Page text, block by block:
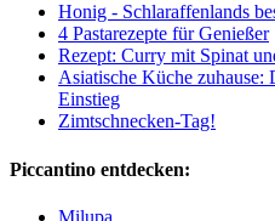
Honig - Schlaraffenlands
4 Pastarezepte für Genießer
Rezept: Curry mit Spinat
Asiatische Küche
Einstieg
Zimtschnecken-Tag!
Piccantino entdecken:
Milupa